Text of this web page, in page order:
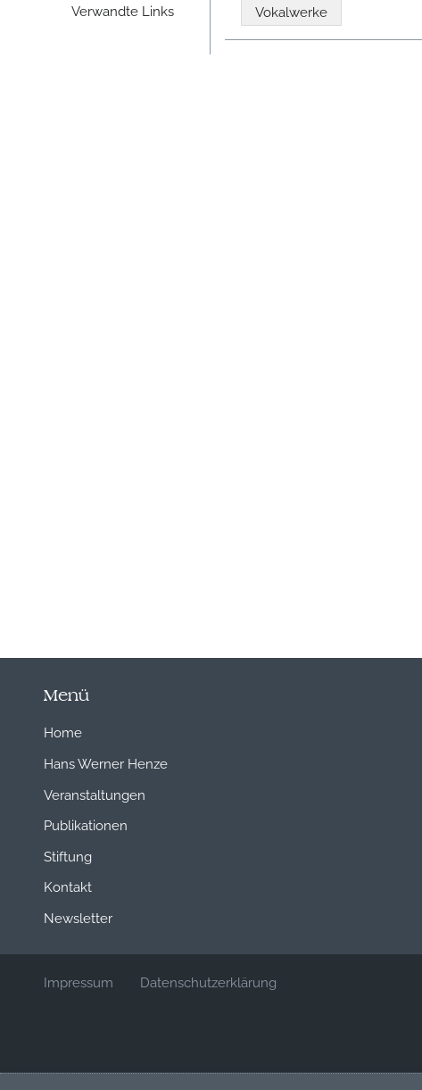
Verwandte Links Vokalwerke
Menü
Home
Hans Werner Henze
Veranstaltungen
Publikationen
Stiftung
Kontakt
Newsletter
Impressum Datenschutzerklärung